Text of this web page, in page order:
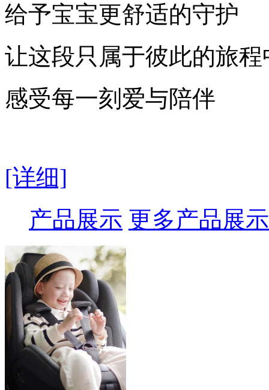
给予宝宝更舒适的守护
让这段只属于彼此的旅程
感受每一刻爱与陪伴
[详细]
产品展示 更多产品展示